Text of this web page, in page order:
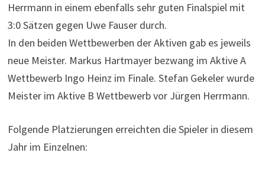
Herrmann in einem ebenfalls sehr guten Finalspiel mit
3:0 Sätzen gegen Uwe Fauser durch.
In den beiden Wettbewerben der Aktiven gab es jeweils
neue Meister. Markus Hartmayer bezwang im Aktive A
Wettbewerb Ingo Heinz im Finale. Stefan Gekeler wurde
Meister im Aktive B Wettbewerb vor Jürgen Herrmann.
Folgende Platzierungen erreichten die Spieler in diesem
Jahr im Einzelnen: